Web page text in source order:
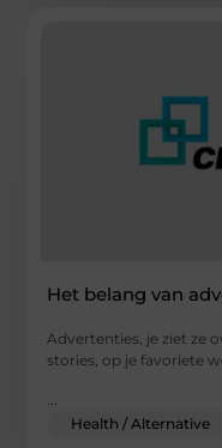
Het belang van
Advertenties, je ziet ze
stories, op je favoriete
Health / Alternative